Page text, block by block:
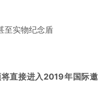
至实物纪念盾
直接进入2019年国际邀